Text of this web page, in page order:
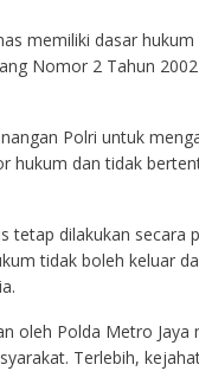
memiliki dasar
Nomor 2 Tahun
Polri untuk
hukum dan tidak
tetap dilakukan secara
tidak boleh keluar
oleh Polda Metro Jaya
Terlebih,